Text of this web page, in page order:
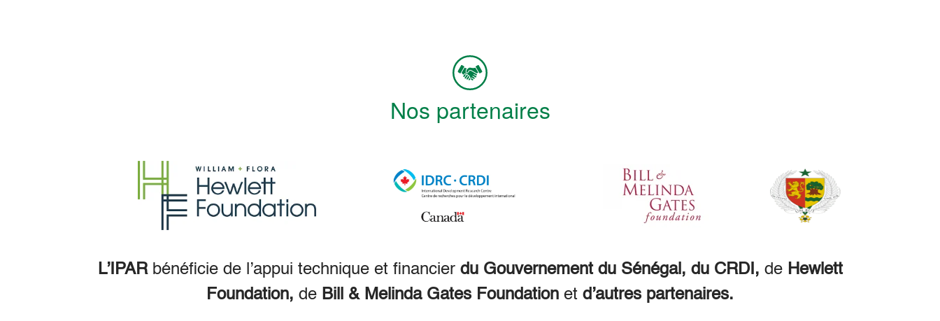
Nos partenaires
L’IPARbénéficie de l’appui technique et financier du Gouvernement du Sénégal, du CRDI, de Hewlett
Foundation, de Bill & Melinda Gates Foundation et d’autres partenaires.